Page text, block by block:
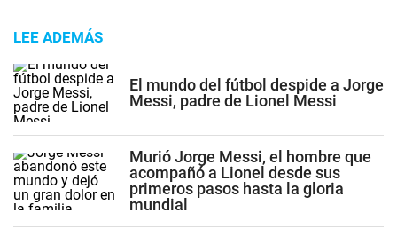
LEE ADEMÁS
El mundo del fútbol despide a Jorge
Messi, padre de Lionel Messi
Murió Jorge Messi, el hombre que
acompañó a Lionel desde sus
primeros pasos hasta la gloria
mundial